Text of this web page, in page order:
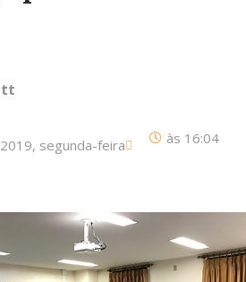
segunda-feira às 16:04